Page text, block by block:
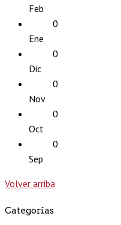
Feb
0
Ene
0
Dic
0
Nov
0
Oct
0
Sep
Volver arriba
Categorías